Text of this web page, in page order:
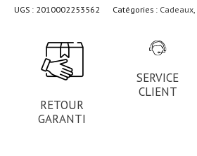
UGS : 2010002253562 Catégories : Cadeaux
RETOUR
GARANTI
SERVICE
CLIENT